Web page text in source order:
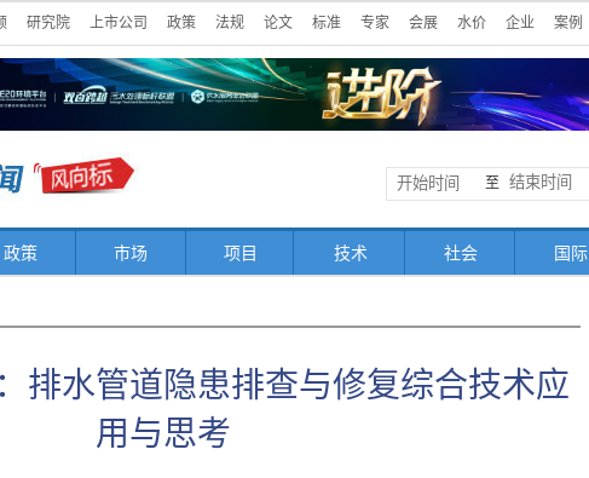
研究院 上市公司 政策 法规 论文 标准 专家 会展 水价 企业 案例
至
政策 市场 项目 技术 社会 国际
排水管道隐患排查与修复综合技术应
用与思考